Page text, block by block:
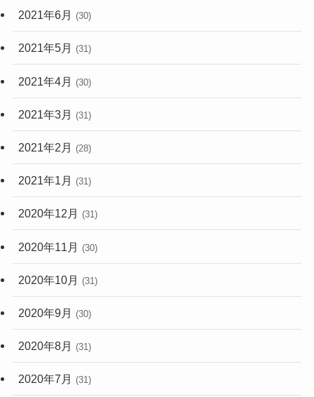
2021年6月 (30)
2021年5月 (31)
2021年4月 (30)
2021年3月 (31)
2021年2月 (28)
2021年1月 (31)
2020年12月 (31)
2020年11月 (30)
2020年10月 (31)
2020年9月 (30)
2020年8月 (31)
2020年7月 (31)